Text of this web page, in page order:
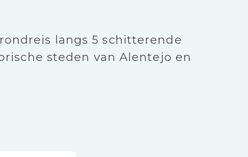
langs 5 schitterende
steden van Alentejo en